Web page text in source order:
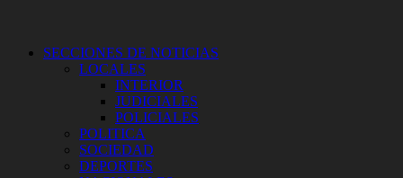
SECCIONES DE NOTICIAS
LOCALES
INTERIOR
JUDICIALES
POLICIALES
POLITICA
SOCIEDAD
DEPORTES